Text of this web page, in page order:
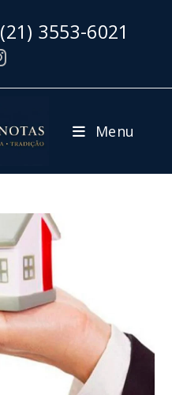
(21) 3553-6021
Menu